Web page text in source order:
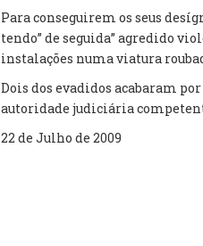
Para conseguirem os seus
tendo” de seguida” agredido
instalações numa viatura
Dois dos evadidos acabaram
autoridade judiciária
22 de Julho de 2009